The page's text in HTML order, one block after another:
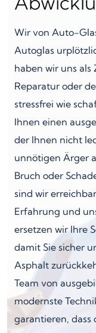
Wir von Auto-
Autoglas
haben wir uns als
Reparatur oder
stressfrei wie
Ihnen einen
der Ihnen nicht
unnötigen Ärger
Bruch oder
sind wir
Erfahrung und
ersetzen wir Ihre
damit Sie sicher
Asphalt
Team von
modernste
garantieren, dass